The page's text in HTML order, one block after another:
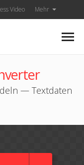
Video Mehr
— Textdaten